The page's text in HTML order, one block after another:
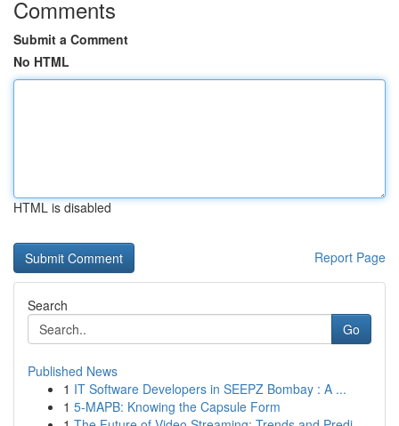
Comments
Submit a Comment
No HTML
HTML is disabled
Report Page
Search
Go
Published News
1 IT Software Developers in SEEPZ Bombay : A ...
1 5-MAPB: Knowing the Capsule Form